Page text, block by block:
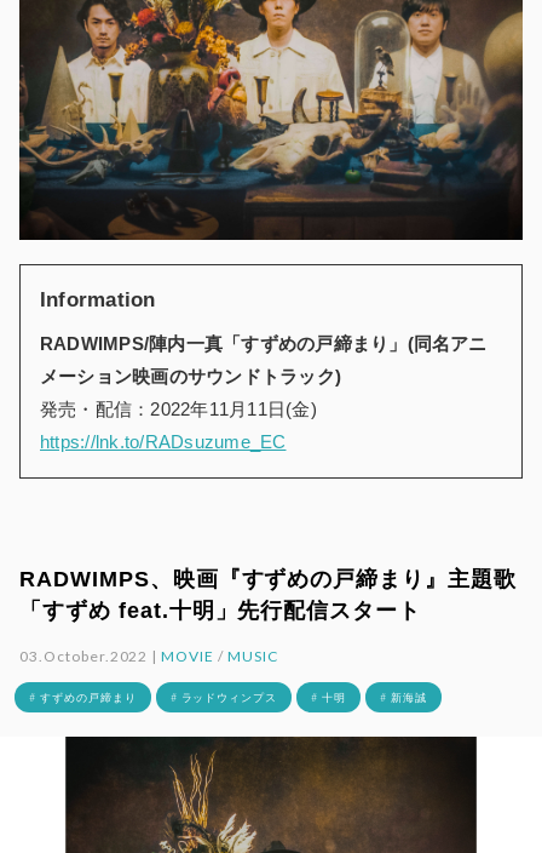
Information
RADWIMPS/陣内一真「すずめの戸締まり」(同名アニ
メーション映画のサウンドトラック)
発売・配信：2022年11月11日(金)
https://lnk.to/RADsuzume_EC
RADWIMPS、映画『すずめの戸締まり』主題歌
「すずめ feat.十明」先行配信スタート
03.October.2022 |MOVIE / MUSIC
# すずめの戸締まり # ラッドウィンプス # 十明 # 新海誠